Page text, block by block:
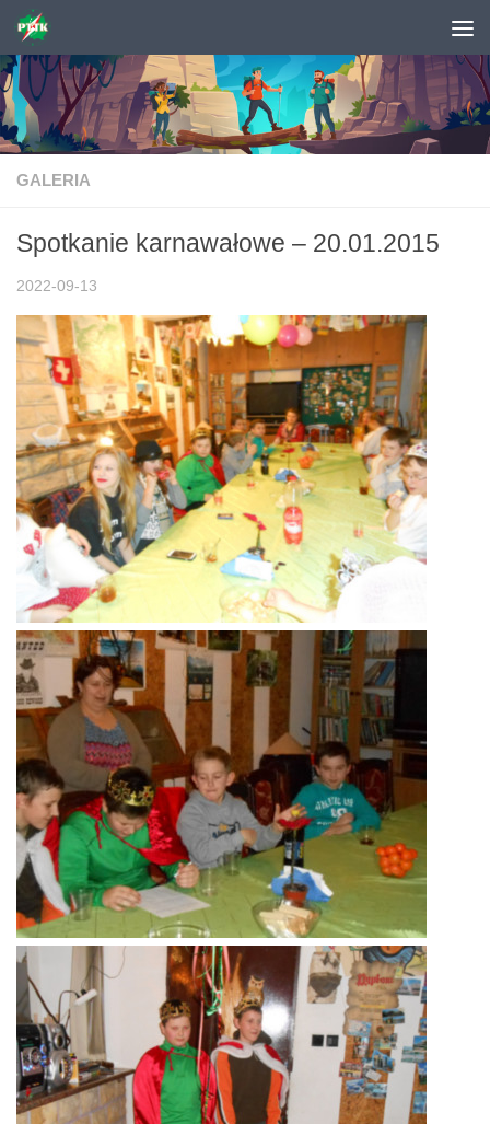
Skip to content
GALERIA
Spotkanie karnawałowe – 20.01.2015
2022-09-13